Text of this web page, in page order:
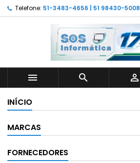
Telefone: 51-3483-4656 | 51 98430-5008
  
INÍCIO
MARCAS
FORNECEDORES